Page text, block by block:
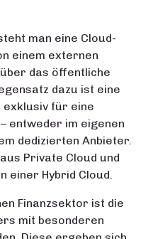
man eine Cloud-
einem externen
das öffentliche
dazu ist eine
exklusiv für eine
entweder im eigenen
dedizierten Anbieter.
Private Cloud und
einer Hybrid Cloud.
Finanzsektor ist die
mit besonderen